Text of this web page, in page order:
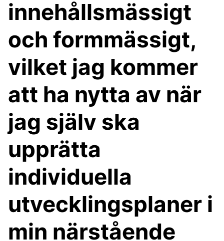
innehållsmässigt
och formmässigt,
vilket jag kommer
att ha nytta av när
jag själv ska
upprätta
individuella
utvecklingsplaner i
min närstående